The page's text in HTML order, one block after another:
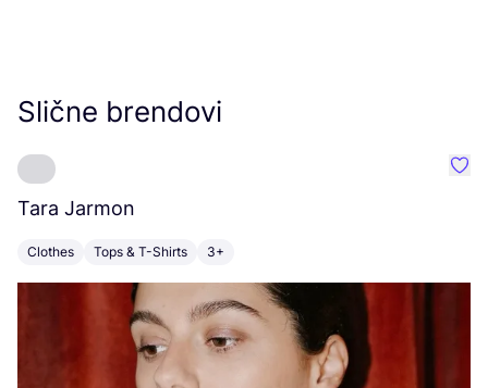
Slične brendovi
Tara Jarmon
Clothes Tops & T-Shirts 3+